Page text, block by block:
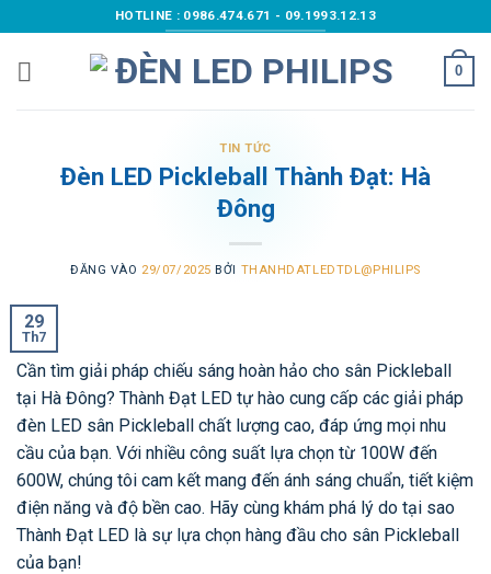
qua
nội
HOTLINE : 0986.474.671 - 09.1993.12.13
0
TIN TỨC
Đèn LED Pickleball Thành Đạt: Hà
Đông
ĐĂNG VÀO 29/07/2025 BỞI THANHDATLEDTDL@PHILIPS
29
Th7
Cần tìm giải pháp chiếu sáng hoàn hảo cho sân Pickleball
tại Hà Đông? Thành Đạt LED tự hào cung cấp các giải pháp
đèn LED sân Pickleball chất lượng cao, đáp ứng mọi nhu
cầu của bạn. Với nhiều công suất lựa chọn từ 100W đến
600W, chúng tôi cam kết mang đến ánh sáng chuẩn, tiết kiệm
điện năng và độ bền cao. Hãy cùng khám phá lý do tại sao
Thành Đạt LED là sự lựa chọn hàng đầu cho sân Pickleball
của bạn!